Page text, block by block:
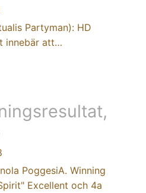
Partyman): HD
innebär att…
PoggesiA. Winning
Excellent och 4a